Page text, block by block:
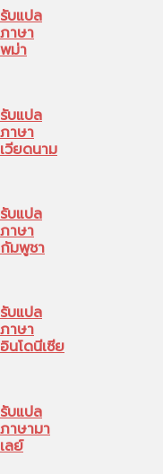
รับแปล
ภาษา
พม่า
รับแปล
ภาษา
เวียดนาม
รับแปล
ภาษา
กัมพูชา
รับแปล
ภาษา
อินโดนีเซีย
รับแปล
ภาษามา
เลย์